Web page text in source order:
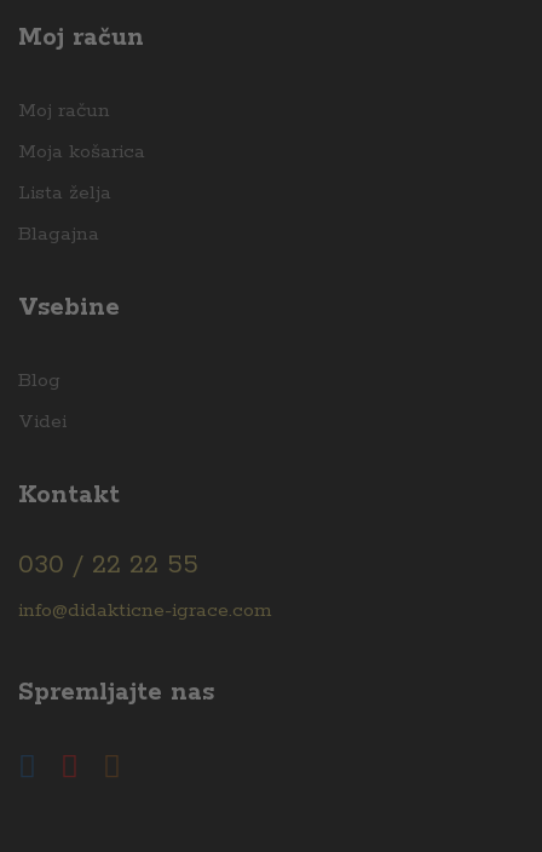
Moj račun
Moj račun
Moja košarica
Lista želja
Blagajna
Vsebine
Blog
Videi
Kontakt
030 / 22 22 55
info@didakticne-igrace.com
Spremljajte nas